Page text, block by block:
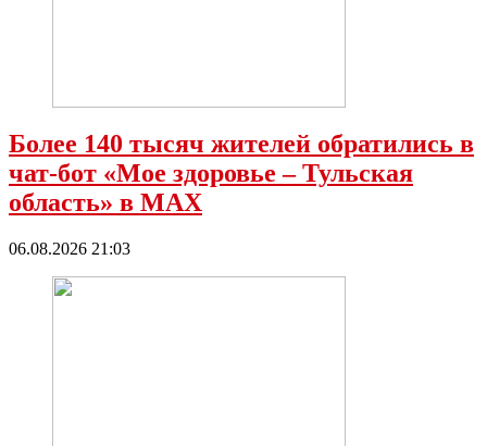
Более 140 тысяч жителей обратились в
чат-бот «Мое здоровье – Тульская
область» в МАХ
06.08.2026 21:03